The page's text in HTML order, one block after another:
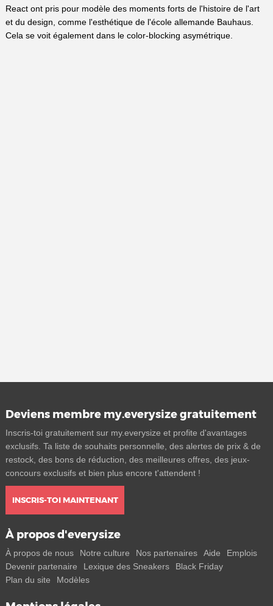
React ont pris pour modèle des moments forts de l'histoire de l'art
et du design, comme l'esthétique de l'école allemande Bauhaus.
Cela se voit également dans le color-blocking asymétrique.
Deviens membre my.everysize gratuitement
Inscris-toi gratuitement sur my.everysize et profite d'avantages
exclusifs. Ta liste de souhaits personnelle, des alertes de prix & de
restock, des bons de réduction, des meilleures offres, des jeux-
concours exclusifs et bien plus encore t'attendent !
INSCRIS-TOI MAINTENANT
À propos d'everysize
À propos de nous Notre culture Nos partenaires Aide
Emplois
Devenir partenaire
Lexique des Sneakers
Black Friday
Plan du site
Modèles